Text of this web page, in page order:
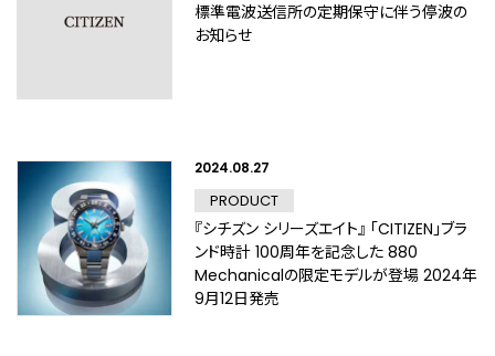
標準電波送信所の定期保守に伴う停波の
お知らせ
2024.08.27
PRODUCT
『シチズン シリーズエイト』 「CITIZEN」ブラ
ンド時計 100周年を記念した 880
Mechanicalの限定モデルが登場 2024年
9月12日発売